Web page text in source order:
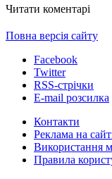
Читати коментарі
Повна версія сайту
Facebook
Twitter
RSS-стрічки
E-mail розсилка
Контакти
Реклама на
Використання
Правила